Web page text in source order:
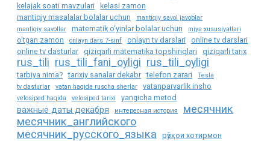
kelajak soati mavzulari
kelasi zamon
mantiqiy masalalar bolalar uchun
mantiqiy savol javoblar
mantiqiy savollar
matematik o‘yinlar bolalar uchun miya xususiyatlari
o'tgan zamon onlayn dars 7-sinf onlayn tv darslari
online tv darslari
online tv dasturlar qiziqarli matematika topshiriqlari qiziqarli tarix
rus_tili rus_tili_fani_oyligi rus_tili_oyligi
tarbiya nima? tarixiy sanalar dekabr telefon zarari
Tesla
tv dasturlar
vatan haqida ruscha sherlar vatanparvarlik insho
velosiped haqida velosiped tarixi yangicha metod
важные даты декабря интересная история
месячник
месячник_английского
месячник_русского_языка
рӯзҳои хотирмон